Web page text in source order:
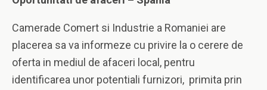
Camerade Comert si Industrie a Romaniei are
placerea sa va informeze cu privire la o cerere de
oferta in mediul de afaceri local, pentru
identificarea unor potentiali furnizori, primita prin